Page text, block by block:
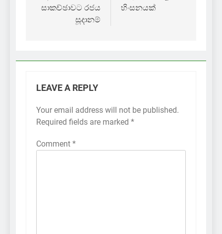
සාකච්ඡාවට රජය
සූදානම්
හිංසනයක්
LEAVE A REPLY
Your email address will not be published.
Required fields are marked *
Comment *